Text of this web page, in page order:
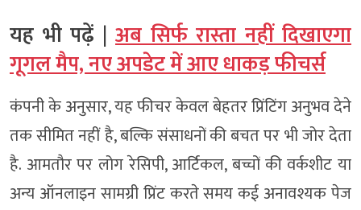
यह भी पढ़ें | अब सिर्फ रास्ता नहीं दिखाएगा
गूगल मैप, नए अपडेट में आए धाकड़ फीचर्स
कंपनी के अनुसार, यह फीचर केवल बेहतर प्रिंटिंग अनुभव देने
तक सीमित नहीं है, बल्कि संसाधनों की बचत पर भी जोर देता
है. आमतौर पर लोग रेसिपी, आर्टिकल, बच्चों की वर्कशीट या
अन्य ऑनलाइन सामग्री प्रिंट करते समय कई अनावश्यक पेज